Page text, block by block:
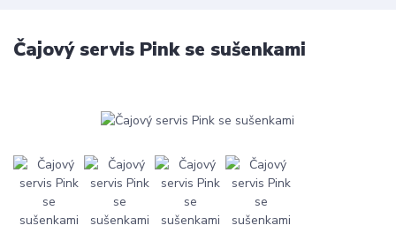
Čajový servis Pink se sušenkami